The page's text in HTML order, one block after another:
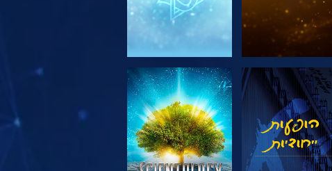
בדוק את הסדרה צפה